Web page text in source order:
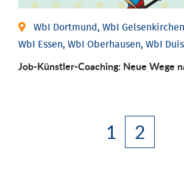
WbI Dortmund, WbI
WbI Essen, WbI Oberhausen, WbI
Job-Künstler-Coaching: Neue Wege
1 2